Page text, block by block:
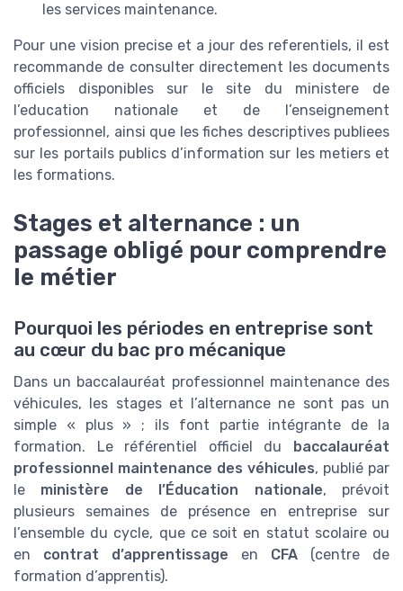
les services maintenance.
Pour une vision precise et a jour des referentiels, il est
recommande de consulter directement les documents
officiels disponibles sur le site du ministere de
l’education nationale et de l’enseignement
professionnel, ainsi que les fiches descriptives publiees
sur les portails publics d’information sur les metiers et
les formations.
Stages et alternance : un
passage obligé pour comprendre
le métier
Pourquoi les périodes en entreprise sont
au cœur du bac pro mécanique
Dans un baccalauréat professionnel maintenance des
véhicules, les stages et l’alternance ne sont pas un
simple « plus » ; ils font partie intégrante de la
formation. Le référentiel officiel du baccalauréat
professionnel maintenance des véhicules, publié par
le ministère de l’Éducation nationale, prévoit
plusieurs semaines de présence en entreprise sur
l’ensemble du cycle, que ce soit en statut scolaire ou
en contrat d’apprentissage en CFA (centre de
formation d’apprentis).